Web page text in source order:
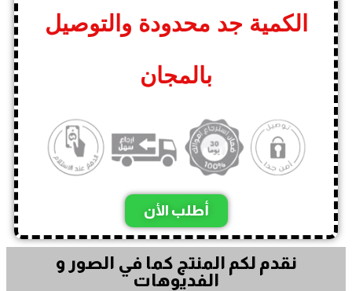
الكمية جد محدودة والتوصيل
بالمجان
أطلب الأن
نقدم لكم المنتج كما في الصور و
الفديوهات